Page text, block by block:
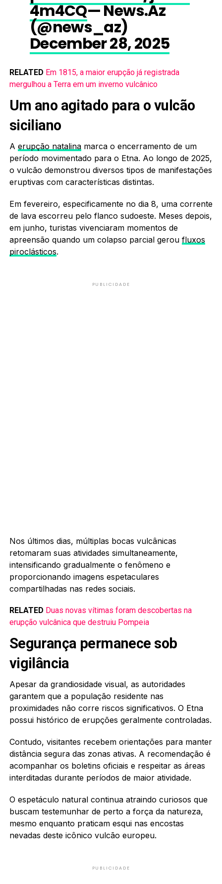
4m4CQ— News.Az
(@news_az)
December 28, 2025
RELATED Em 1815, a maior erupção já registrada
mergulhou a Terra em um inverno vulcânico
Um ano agitado para o vulcão
siciliano
A erupção natalinamarca o encerramento de um
período movimentado para o Etna. Ao longo de 2025,
o vulcão demonstrou diversos tipos de manifestações
eruptivas com características distintas.
Em fevereiro, especificamente no dia 8, uma corrente
de lava escorreu pelo flanco sudoeste. Meses depois,
em junho, turistas vivenciaram momentos de
apreensão quando um colapso parcial gerou fluxos
piroclásticos.
PUBLICIDADE
Nos últimos dias, múltiplas bocas vulcânicas
retomaram suas atividades simultaneamente,
intensificando gradualmente o fenômeno e
proporcionando imagens espetaculares
compartilhadas nas redes sociais.
RELATED Duas novas vítimas foram descobertas na
erupção vulcânica que destruiu Pompeia
Segurança permanece sob
vigilância
Apesar da grandiosidade visual, as autoridades
garantem que a população residente nas
proximidades não corre riscos significativos. O Etna
possui histórico de erupções geralmente controladas.
Contudo, visitantes recebem orientações para manter
distância segura das zonas ativas. A recomendação é
acompanhar os boletins oficiais e respeitar as áreas
interditadas durante períodos de maior atividade.
O espetáculo natural continua atraindo curiosos que
buscam testemunhar de perto a força da natureza,
mesmo enquanto praticam esqui nas encostas
nevadas deste icônico vulcão europeu.
PUBLICIDADE